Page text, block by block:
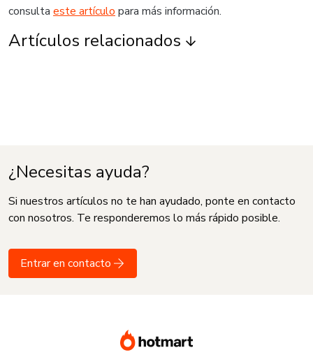
consulta este artículo para más información.
Artículos relacionados
¿Necesitas ayuda?
Si nuestros artículos no te han ayudado, ponte en contacto
con nosotros. Te responderemos lo más rápido posible.
Entrar en contacto